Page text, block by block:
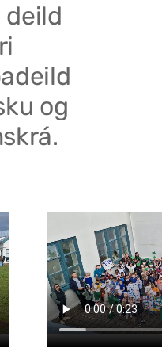
deild
og